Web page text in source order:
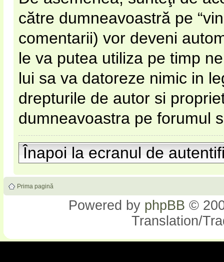
către dumneavoastră pe
comentarii) vor deveni
le va putea utiliza pe timp
lui sa va datoreze nimic in
drepturile de autor si
dumneavoastra pe forumul
Înapoi la ecranul de
Prima pagină
Powered by phpBB ©
Translation/